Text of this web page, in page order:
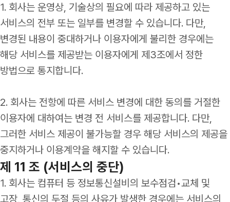
1. 회사는 운영상, 기술상의 필요에 따라 제공하고 있는
서비스의 전부 또는 일부를 변경할 수 있습니다. 다만,
변경된 내용이 중대하거나 이용자에게 불리한 경우에는
해당 서비스를 제공받는 이용자에게 제3조에서 정한
방법으로 통지합니다.
2. 회사는 전항에 따른 서비스 변경에 대한 동의를 거절한
이용자에 대하여는 변경 전 서비스를 제공합니다. 다만,
그러한 서비스 제공이 불가능할 경우 해당 서비스의 제공을
중지하거나 이용계약을 해지할 수 있습니다.
제 11 조 (서비스의 중단)
1. 회사는 컴퓨터 등 정보통신설비의 보수점검•교체 및
고장, 통신의 두절 등의 사유가 발생한 경우에는 서비스의